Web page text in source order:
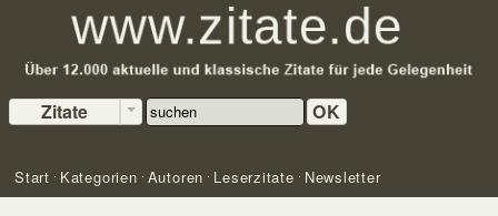
Zitate OK
Start Kategorien Autoren Leserzitate Newsletter